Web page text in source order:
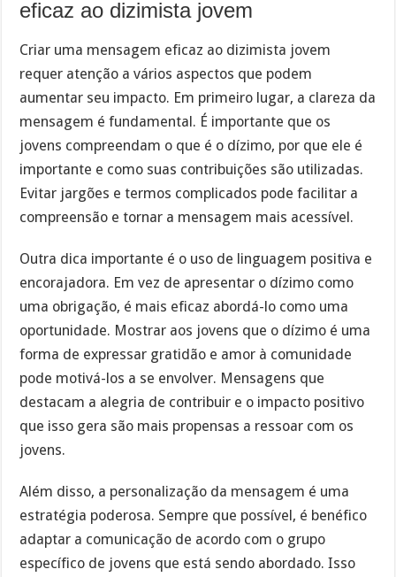
eficaz ao dizimista jovem
Criar uma mensagem eficaz ao dizimista jovem
requer atenção a vários aspectos que podem
aumentar seu impacto. Em primeiro lugar, a clareza da
mensagem é fundamental. É importante que os
jovens compreendam o que é o dízimo, por que ele é
importante e como suas contribuições são utilizadas.
Evitar jargões e termos complicados pode facilitar a
compreensão e tornar a mensagem mais acessível.
Outra dica importante é o uso de linguagem positiva e
encorajadora. Em vez de apresentar o dízimo como
uma obrigação, é mais eficaz abordá-lo como uma
oportunidade. Mostrar aos jovens que o dízimo é uma
forma de expressar gratidão e amor à comunidade
pode motivá-los a se envolver. Mensagens que
destacam a alegria de contribuir e o impacto positivo
que isso gera são mais propensas a ressoar com os
jovens.
Além disso, a personalização da mensagem é uma
estratégia poderosa. Sempre que possível, é benéfico
adaptar a comunicação de acordo com o grupo
específico de jovens que está sendo abordado. Isso